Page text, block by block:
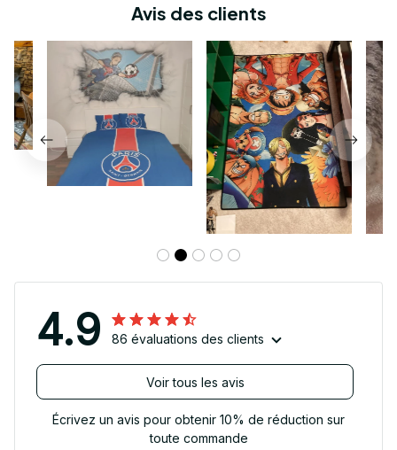
Avis des clients
4.9 86 évaluations des clients
Voir tous les avis
Écrivez un avis pour obtenir 10% de réduction sur
toute commande